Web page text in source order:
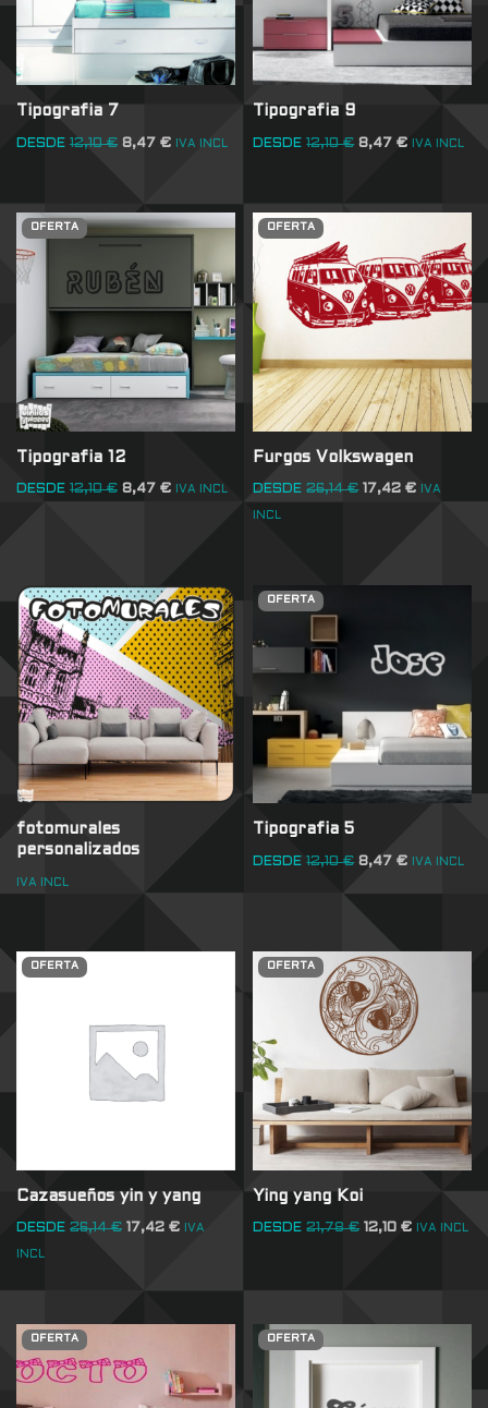
Tipografia 7
DESDE 12,10€ 8,47 € IVA INCL
Tipografia 9
DESDE 12,10€ 8,47€ IVA INCL
OFERTA
Tipografia 12
DESDE 12,10€ 8,47 € IVA INCL
OFERTA
Furgos Volkswagen
DESDE 26,14€ 17,42€ IVA
INCL
fotomurales
personalizados
IVA INCL
OFERTA
Tipografia 5
DESDE 12,10€ 8,47€ IVA INCL
OFERTA
Cazasueños yin y yang
DESDE 26,14€ 17,42 € IVA
INCL
OFERTA
Ying yang Koi
DESDE 21,78€ 12,10€ IVA INCL
OFERTA OFERTA